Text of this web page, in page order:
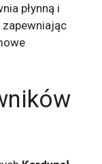
płynną i
zapewniając